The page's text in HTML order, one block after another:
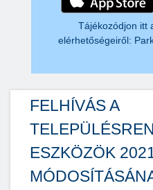
Tájékozódjon itt
elérhetőségeiről:
FELHÍVÁS A
ESZKÖZÖK